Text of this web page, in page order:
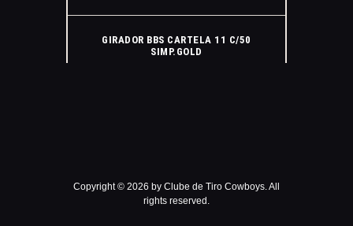
GIRADOR BBS CARTELA 11 C/50
SIMP.GOLD
Copyright © 2026 by Clube de Tiro Cowboys. All
rights reserved.